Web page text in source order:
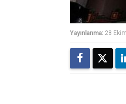
Yayınlanma: 28